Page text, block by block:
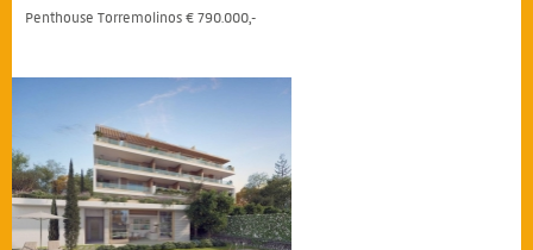
Penthouse Torremolinos € 790.000,-